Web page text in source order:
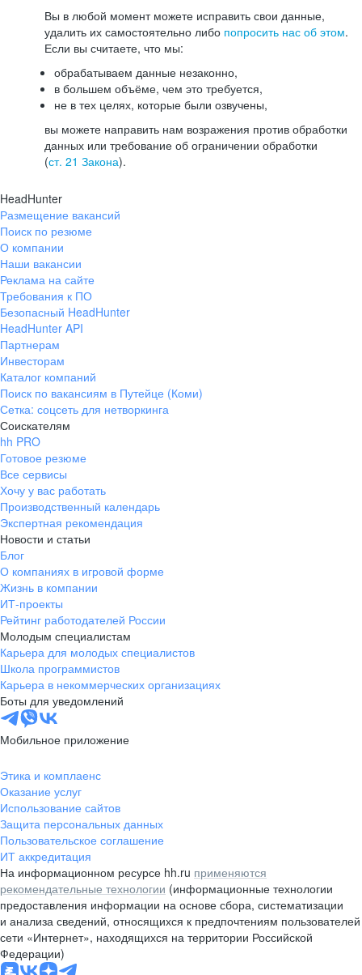
Вы в любой момент можете исправить свои данные,
удалить их самостоятельно либо попросить нас об этом.
Если вы считаете, что мы:
обрабатываем данные незаконно,
в большем объёме, чем это требуется,
не в тех целях, которые были озвучены,
вы можете направить нам возражения против обработки
данных или требование об ограничении обработки
(ст. 21 Закона).
HeadHunter
Размещение вакансий
Поиск по резюме
О компании
Наши вакансии
Реклама на сайте
Требования к ПО
Безопасный HeadHunter
HeadHunter API
Партнерам
Инвесторам
Каталог компаний
Поиск по вакансиям в Путейце (Коми)
Сетка: соцсеть для нетворкинга
Соискателям
hh PRO
Готовое резюме
Все сервисы
Хочу у вас работать
Производственный календарь
Экспертная рекомендация
Новости и статьи
Блог
О компаниях в игровой форме
Жизнь в компании
ИТ-проекты
Рейтинг работодателей России
Молодым специалистам
Карьера для молодых специалистов
Школа программистов
Карьера в некоммерческих организациях
Боты для уведомлений
Мобильное приложение
Этика и комплаенс
Оказание услуг
Использование сайтов
Защита персональных данных
Пользовательское соглашение
ИТ аккредитация
На информационном ресурсе hh.ru применяются
рекомендательные технологии (информационные технологии
предоставления информации на основе сбора, систематизации
и анализа сведений, относящихся к предпочтениям пользователей
сети «Интернет», находящихся на территории Российской
Федерации)